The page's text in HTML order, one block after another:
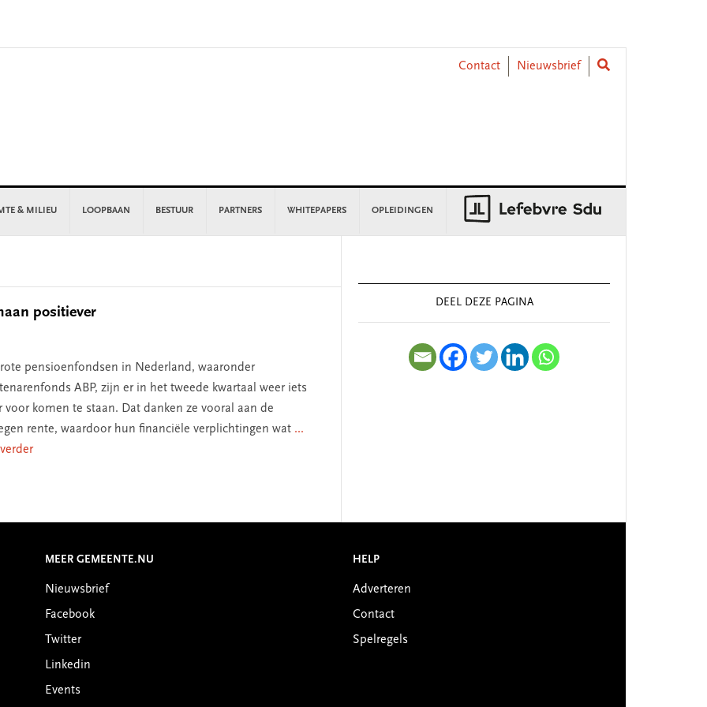
Contact
Nieuwsbrief
& MILIEU LOOPBAAN BESTUUR PARTNERS WHITEPAPERS OPLEIDINGEN
positiever
pensioenfondsen in Nederland, waaronder
ABP, zijn er in het tweede kwartaal weer iets
voor komen te staan. Dat danken ze vooral aan de
rente, waardoor hun financiële verplichtingen wat ...
Sidebar
DEEL DEZE PAGINA
MEER GEMEENTE.NU
Nieuwsbrief
Facebook
Twitter
Linkedin
Events
HELP
Adverteren
Contact
Spelregels